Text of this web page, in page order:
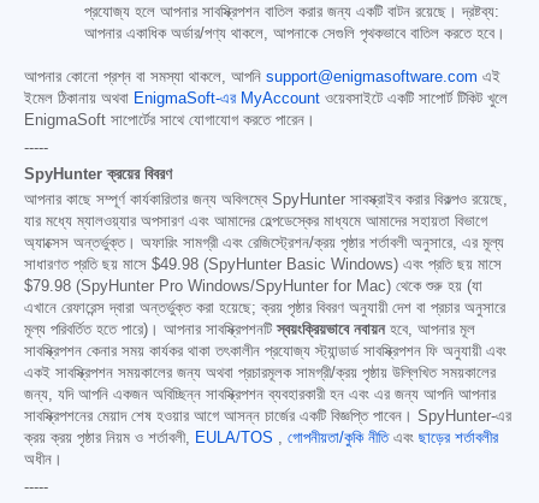
প্রযোজ্য হলে আপনার সাবস্ক্রিপশন বাতিল করার জন্য একটি বাটন রয়েছে। দ্রষ্টব্য:
আপনার একাধিক অর্ডার/পণ্য থাকলে, আপনাকে সেগুলি পৃথকভাবে বাতিল করতে হবে।
আপনার কোনো প্রশ্ন বা সমস্যা থাকলে, আপনি support@enigmasoftware.com এই
ইমেল ঠিকানায় অথবা EnigmaSoft-এর MyAccount ওয়েবসাইটে একটি সাপোর্ট টিকিট খুলে
EnigmaSoft সাপোর্টের সাথে যোগাযোগ করতে পারেন।
-----
SpyHunter ক্রয়ের বিবরণ
আপনার কাছে সম্পূর্ণ কার্যকারিতার জন্য অবিলম্বে SpyHunter সাবস্ক্রাইব করার বিকল্পও রয়েছে,
যার মধ্যে ম্যালওয়্যার অপসারণ এবং আমাদের হেল্পডেস্কের মাধ্যমে আমাদের সহায়তা বিভাগে
অ্যাক্সেস অন্তর্ভুক্ত। অফারিং সামগ্রী এবং রেজিস্ট্রেশন/ক্রয় পৃষ্ঠার শর্তাবলী অনুসারে, এর মূল্য
সাধারণত প্রতি ছয় মাসে $49.98 (SpyHunter Basic Windows) এবং প্রতি ছয় মাসে
$79.98 (SpyHunter Pro Windows/SpyHunter for Mac) থেকে শুরু হয় (যা
এখানে রেফারেন্স দ্বারা অন্তর্ভুক্ত করা হয়েছে; ক্রয় পৃষ্ঠার বিবরণ অনুযায়ী দেশ বা প্রচার অনুসারে
মূল্য পরিবর্তিত হতে পারে)। আপনার সাবস্ক্রিপশনটিস্বয়ংক্রিয়ভাবে নবায়নহবে, আপনার মূল
সাবস্ক্রিপশন কেনার সময় কার্যকর থাকা তৎকালীন প্রযোজ্য স্ট্যান্ডার্ড সাবস্ক্রিপশন ফি অনুযায়ী এবং
একই সাবস্ক্রিপশন সময়কালের জন্য অথবা প্রচারমূলক সামগ্রী/ক্রয় পৃষ্ঠায় উল্লিখিত সময়কালের
জন্য, যদি আপনি একজন অবিচ্ছিন্ন সাবস্ক্রিপশন ব্যবহারকারী হন এবং এর জন্য আপনি আপনার
সাবস্ক্রিপশনের মেয়াদ শেষ হওয়ার আগে আসন্ন চার্জের একটি বিজ্ঞপ্তি পাবেন। SpyHunter-এর
ক্রয় ক্রয় পৃষ্ঠার নিয়ম ও শর্তাবলী, EULA/TOS , গোপনীয়তা/কুকি নীতিএবং ছাড়ের শর্তাবলীর
অধীন।
-----